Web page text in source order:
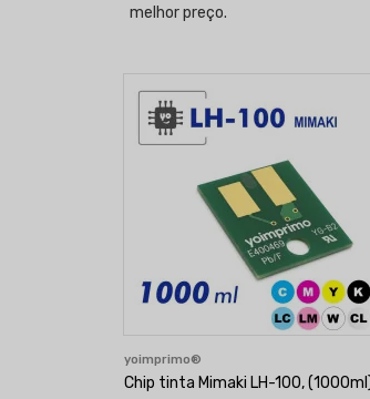
melhor preço.
yoimprimo®
Chip tinta Mimaki LH-100,